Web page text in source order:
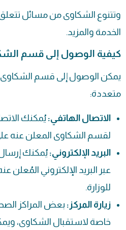
وتتنوع الشكاوى من مسائل تتعلق
الخدمة والمزيد.
كيفية الوصول إلى قسم
يمكن الوصول إلى قسم
متعددة:
الاتصال الهاتفي: يُمكنك
لقسم الشكاوى المعلن عنه
البريد الإلكتروني: يُمكنك
عبر البريد الإلكتروني المُعلن
للوزارة.
زيارة المركز: بعض المراكز
خاصة لاستقبال الشكاوى،